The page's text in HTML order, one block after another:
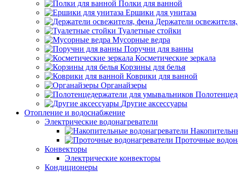
Полки для ванной
Ершики для унитаза
Держатели
Туалетные стойки
Мусорные ведра
Поручни для ванны
Косметические зеркала
Корзины для белья
Коврики для ванной
Органайзеры
Другие аксессуары
Отопление и водоснабжение
Электрические водонагреватели
Проточные
Конвекторы
Электрические конвекторы
Кондиционеры